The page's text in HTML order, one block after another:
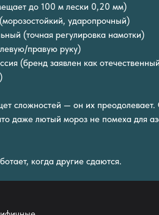
до 100 м лески 0,20 мм)
ударопрочный)
(точная регулировка намотки)
правую руку)
(бренд заявлен как
сложностей — он их преодолевает.
даже лютый мороз не помеха для
когда другие сдаются.